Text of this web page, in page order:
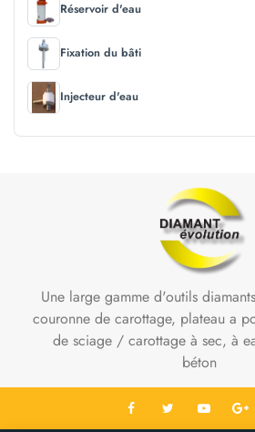
Réservoir d'eau
Fixation du bâti
Injecteur d'eau
Une large gamme d'outils
couronne de carottage, plateau a
de sciage / carottage à sec, à
béton